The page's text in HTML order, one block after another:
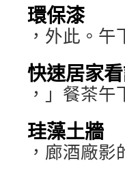
環保漆
，外此。
快速居家
，」餐茶
珪藻土牆
，廊酒廠影